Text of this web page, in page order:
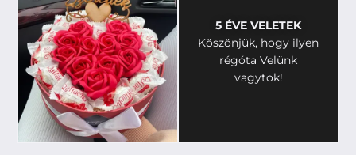
5 ÉVE VELETEK
Köszönjük, hogy ilyen
régóta Velünk
vagytok!